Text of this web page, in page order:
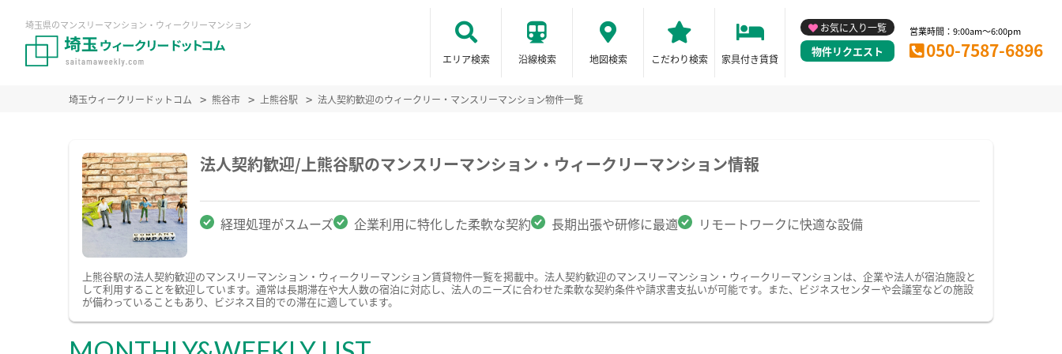
埼玉県のマンスリーマンション・ウィークリーマンション
エリア検索 沿線検索 地図検索 こだわり検索 家具付き賃貸
お気に入り一覧
物件リクエスト
営業時間：9:00am～6:00pm
050-7587-6896
埼玉ウィークリードットコム 熊谷市 上熊谷駅 法人契約歓迎のウィークリー・マンスリーマンション物件一覧
法人契約歓迎/上熊谷駅のマンスリーマンション・ウィークリーマンション情報
経理処理がスムーズ 企業利用に特化した柔軟な契約 長期出張や研修に最適 リモートワークに快適な設備
上熊谷駅の法人契約歓迎のマンスリーマンション・ウィークリーマンション賃貸物件一覧を掲載中。法人契約歓迎のマンスリーマンション・ウィークリーマンションは、企業や法人が宿泊施設と
して利用することを歓迎しています。通常は長期滞在や大人数の宿泊に対応し、法人のニーズに合わせた柔軟な契約条件や請求書支払いが可能です。また、ビジネスセンターや会議室などの施設
が備わっていることもあり、ビジネス目的での滞在に適しています。